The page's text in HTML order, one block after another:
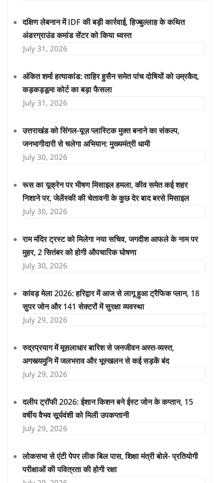
दक्षिण लेबनान में IDF की बड़ी कार्रवाई, हिज्बुल्लाह के कथित
अंडरग्राउंड कमांड सेंटर को किया ध्वस्त
July 31, 2026
अंकित शर्मा हत्याकांड: ताहिर हुसैन समेत पांच दोषियों को उम्रकैद,
कड़कड़डूमा कोर्ट का बड़ा फैसला
July 31, 2026
उत्तराखंड को सिंगल-यूज़ प्लास्टिक मुक्त बनाने का संकल्प,
जनभागीदारी से चलेगा अभियान: मुख्यमंत्री धामी
July 30, 2026
रूस का यूक्रेन पर भीषण मिसाइल हमला, कीव समेत कई शहर
निशाने पर, जेलेंस्की की चेतावनी के कुछ देर बाद बरसे मिसाइल
July 30, 2026
राम मंदिर ट्रस्ट को मिलेगा नया सचिव, जगदीश आफले के नाम पर
मुहर, 2 सितंबर को होगी औपचारिक घोषणा
July 30, 2026
कांवड़ मेला 2026: हरिद्वार में आज से लागू हुआ ट्रैफिक प्लान, 18
सुपर जोन और 141 सेक्टरों में सुरक्षा व्यवस्था
July 29, 2026
रुद्रप्रयाग में मूसलाधार बारिश से जनजीवन अस्त-व्यस्त,
अगस्त्यमुनि में जलभराव और भूस्खलन से कई सड़कें बंद
July 29, 2026
दलीप ट्रॉफी 2026: ईशान किशन बने ईस्ट जोन के कप्तान, 15
वर्षीय वैभव सूर्यवंशी को मिली उपकप्तानी
July 29, 2026
लोकसभा से एंटी पेपर लीक बिल पास, शिक्षा मंत्री बोले- प्रतियोगी
परीक्षाओं की पवित्रता की होगी रक्षा